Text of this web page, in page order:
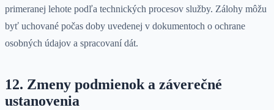
primeranej lehote podľa technických procesov služby. Zálohy môžu
byť uchované počas doby uvedenej v dokumentoch o ochrane
osobných údajov a spracovaní dát.
12. Zmeny podmienok a záverečné
ustanovenia